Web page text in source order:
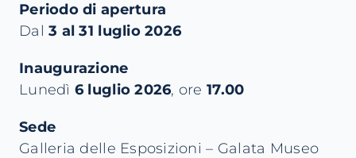
Periodo di apertura
Dal3 al 31 luglio 2026
Inaugurazione
Lunedì 6 luglio 2026, ore17.00
Sede
Galleria delle Esposizioni – Galata Museo